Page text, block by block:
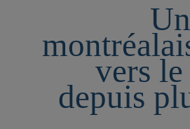
vers
depuis